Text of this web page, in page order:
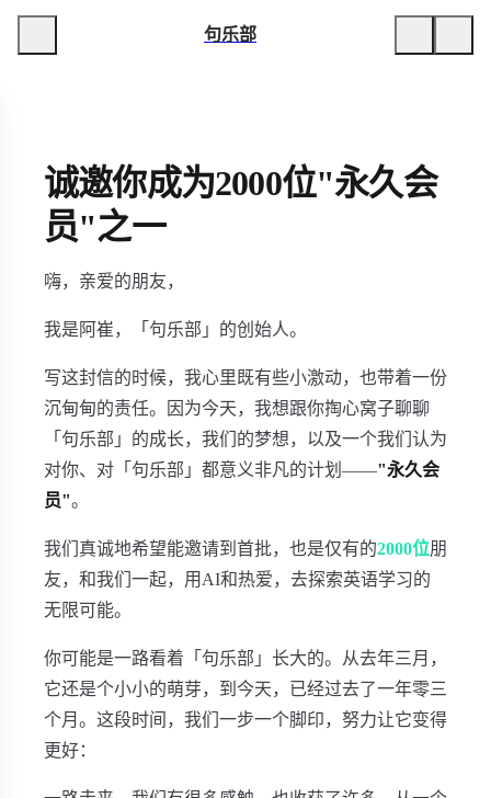
句乐部
诚邀你成为2000位"永久会
员"之一
嗨，亲爱的朋友，
我是阿崔，「句乐部」的创始人。
写这封信的时候，我心里既有些小激动，也带着一份
沉甸甸的责任。因为今天，我想跟你掏心窝子聊聊
「句乐部」的成长，我们的梦想，以及一个我们认为
对你、对「句乐部」都意义非凡的计划——"永久会
员"。
我们真诚地希望能邀请到首批，也是仅有的2000位朋
友，和我们一起，用AI和热爱，去探索英语学习的
无限可能。
你可能是一路看着「句乐部」长大的。从去年三月，
它还是个小小的萌芽，到今天，已经过去了一年零三
个月。这段时间，我们一步一个脚印，努力让它变得
更好：